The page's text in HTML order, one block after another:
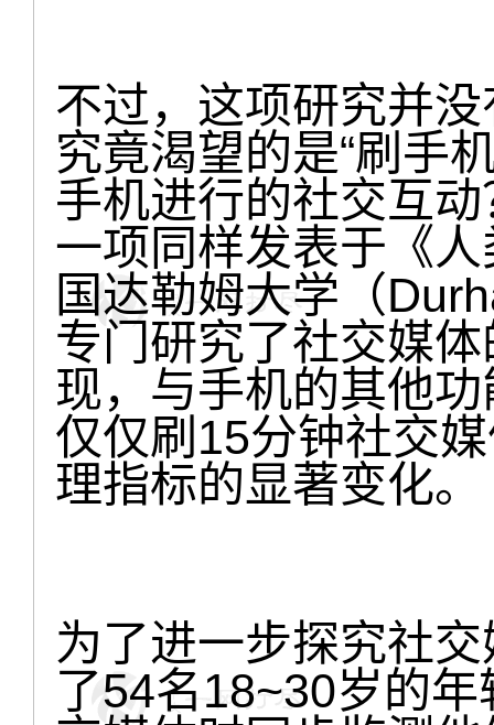
不过，这项研究并
究竟渴望的是“刷手
手机进行的社交互
一项同样发表于《
国达勒姆大学（
专门研究了社交媒
现，与手机的其他
仅仅刷15分钟社交
理指标的显著变化。
为了进一步探究社
了54名18~30岁的